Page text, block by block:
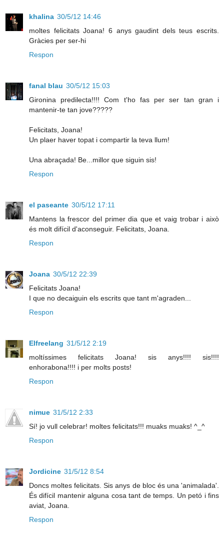
khalina 30/5/12 14:46
moltes felicitats Joana! 6 anys gaudint dels teus escrits.
Gràcies per ser-hi
Respon
fanal blau 30/5/12 15:03
Gironina predilecta!!!! Com t'ho fas per ser tan gran i
mantenir-te tan jove?????
Felicitats, Joana!
Un plaer haver topat i compartir la teva llum!
Una abraçada! Be...millor que siguin sis!
Respon
el paseante 30/5/12 17:11
Mantens la frescor del primer dia que et vaig trobar i això
és molt difícil d'aconseguir. Felicitats, Joana.
Respon
Joana 30/5/12 22:39
Felicitats Joana!
I que no decaiguin els escrits que tant m'agraden...
Respon
Elfreelang 31/5/12 2:19
moltíssimes felicitats Joana! sis anys!!!! sis!!!!
enhorabona!!!! i per molts posts!
Respon
nimue 31/5/12 2:33
Sí! jo vull celebrar! moltes felicitats!!! muaks muaks! ^_^
Respon
Jordicine 31/5/12 8:54
Doncs moltes felicitats. Sis anys de bloc és una 'animalada'.
És difícil mantenir alguna cosa tant de temps. Un petó i fins
aviat, Joana.
Respon